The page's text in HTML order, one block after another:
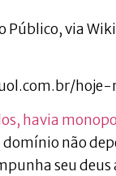
Público, via
havia
não
seu